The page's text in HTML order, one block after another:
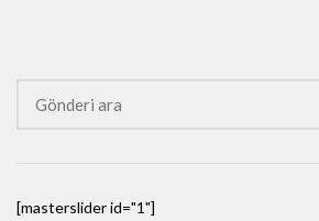
[masterslider id="1"]